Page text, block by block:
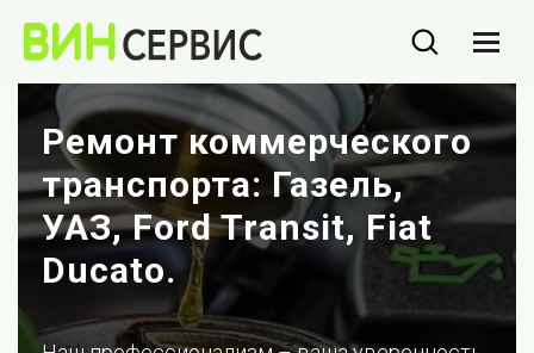
Ремонт коммерческого
транспорта: Газель,
УАЗ, Ford Transit, Fiat
Ducato.